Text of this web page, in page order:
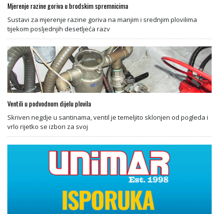
Mjerenje razine goriva u brodskim spremnicima
Sustavi za mjerenje razine goriva na manjim i srednjim plovilima
tijekom posljednjih desetljeća razv
Ventili u podvodnom dijelu plovila
Skriven negdje u santinama, ventil je temeljito sklonjen od pogleda i
vrlo rijetko se izbori za svoj